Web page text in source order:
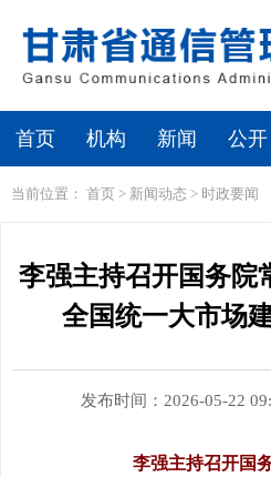
首页 机构 新闻 公开
当前位置： 首页 > 新闻动态 > 时政要闻
李强主持召开国务院
全国统一大市场
发布时间：2026-05-22
李强主持召开国